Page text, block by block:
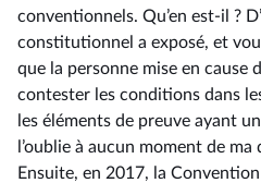
conventionnels. Qu’en est-il ?
constitutionnel a exposé, et
que la personne mise en cause
contester les conditions dans
les éléments de preuve ayant
l’oublie à aucun moment de
Ensuite, en 2017, la